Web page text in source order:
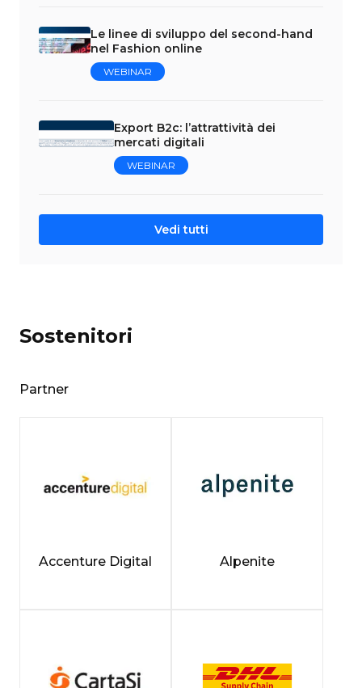
Le linee di sviluppo del second-hand
nel Fashion online
WEBINAR
Export B2c: l’attrattività dei
mercati digitali
WEBINAR
Vedi tutti
Sostenitori
Partner
Accenture Digital Alpenite